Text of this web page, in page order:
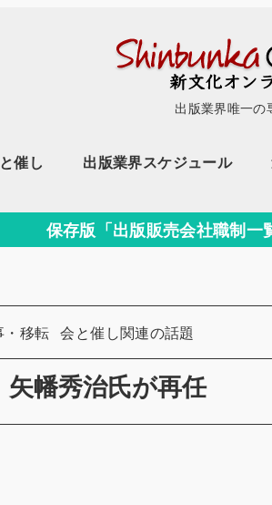
出版業界唯一の
催し 出版業界スケジュール
保存版「出版販売会社職制一
矢幡秀治氏が再任
ゴリー
・移転 カテゴリー
会と催し関連の話題